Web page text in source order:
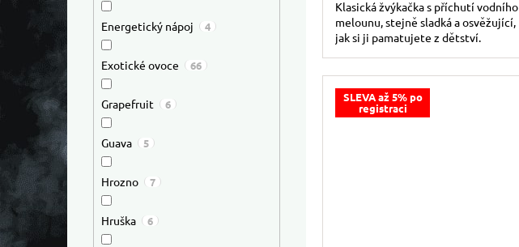
Energetický nápoj 4
Exotické ovoce 66
Grapefruit 6
Guava 5
Hrozno 7
Hruška 6
Klasická žvýkačka s příchutí vodního
melounu, stejně sladká a osvěžující,
jak si ji pamatujete z dětství.
SLEVA až 5% po
registraci